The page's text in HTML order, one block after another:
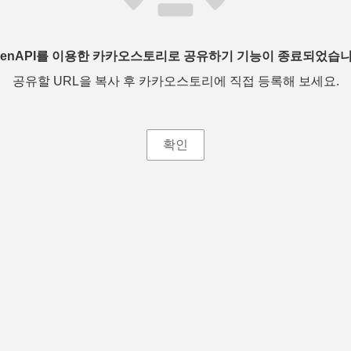
를 이용한 카카오스토리로 공유하기 기능이 종료되었습
공유할 URL을 복사 후 카카오스토리에 직접 등록해 보세요.
확인